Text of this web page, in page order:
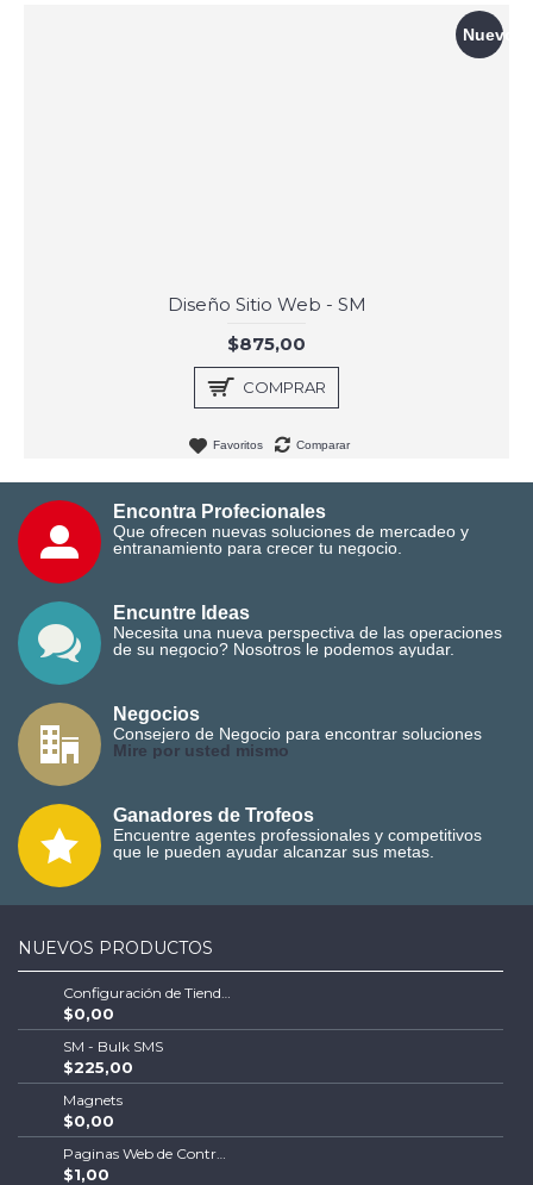
Nuevo
Diseño Sitio Web - SM
$875,00
COMPRAR
Favoritos Comparar
Encontra Profecionales
Que ofrecen nuevas soluciones de mercadeo y
entranamiento para crecer tu negocio.
Encuntre Ideas
Necesita una nueva perspectiva de las operaciones
de su negocio? Nosotros le podemos ayudar.
Negocios
Consejero de Negocio para encontrar soluciones
Mire por usted mismo
Ganadores de Trofeos
Encuentre agentes professionales y competitivos
que le pueden ayudar alcanzar sus metas.
NUEVOS PRODUCTOS
$0,00
SM - Bulk SMS
$225,00
Magnets
$0,00
$1,00